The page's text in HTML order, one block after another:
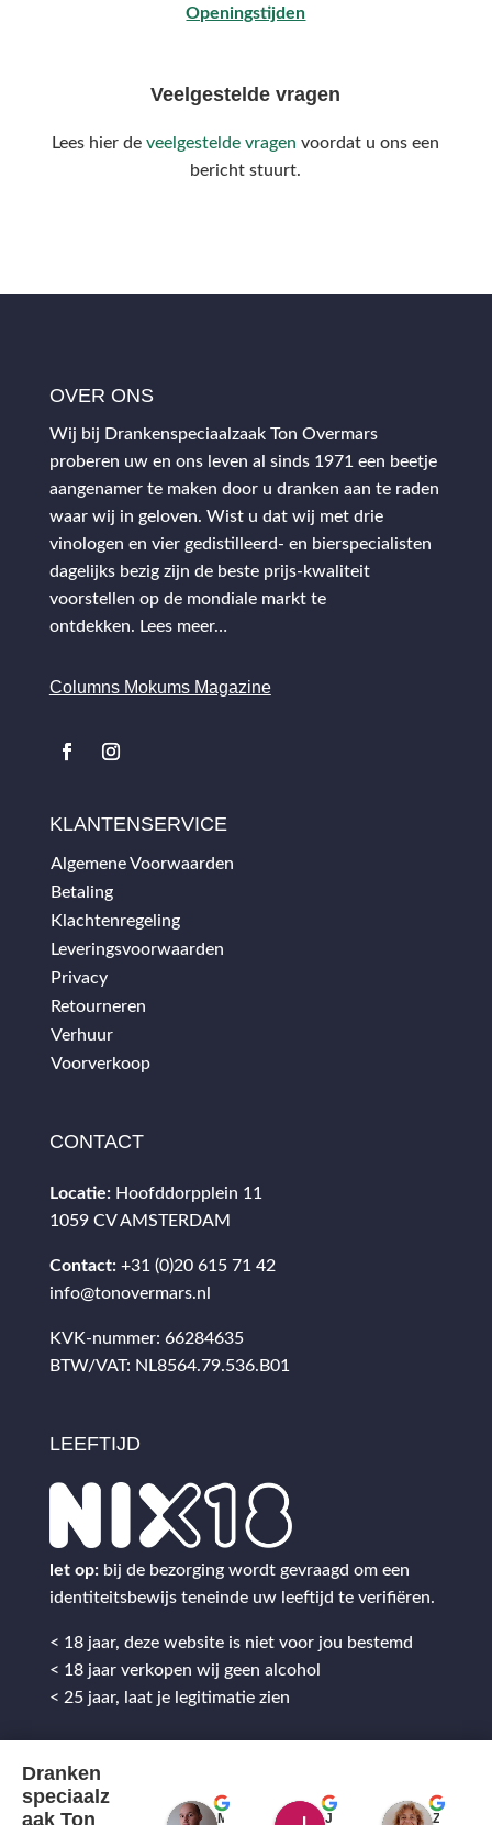
Openingstijden
Veelgestelde vragen
Lees hier deveelgestelde vragen voordat u ons een
bericht stuurt.
OVER ONS
Wij bij Drankenspeciaalzaak Ton Overmars
proberen uw en ons leven al sinds 1971 een beetje
aangenamer te maken door u dranken aan te raden
waar wij in geloven. Wist u dat wij met drie
vinologen en vier gedistilleerd- en bierspecialisten
dagelijks bezig zijn de beste prijs-kwaliteit
voorstellen op de mondiale markt te
ontdekken. Lees meer…
Columns Mokums Magazine
KLANTENSERVICE
Algemene Voorwaarden
Betaling
Klachtenregeling
Leveringsvoorwaarden
Privacy
Retourneren
Verhuur
Voorverkoop
CONTACT
Locatie: Hoofddorpplein 11
1059 CV AMSTERDAM
Contact: +31 (0)20 615 71 42
info@tonovermars.nl
KVK-nummer: 66284635
BTW/VAT: NL8564.79.536.B01
LEEFTIJD
let op: bij de bezorging wordt gevraagd om een
identiteitsbewijs teneinde uw leeftijd te verifiëren.
< 18 jaar, deze website is niet voor jou bestemd
< 18 jaar verkopen wij geen alcohol
< 25 jaar, laat je legitimatie zien
Dranken
speciaalz
aak Ton